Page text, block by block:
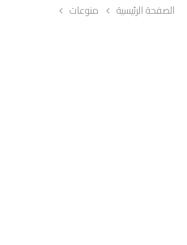
الصفحة الرئيسية منوعات